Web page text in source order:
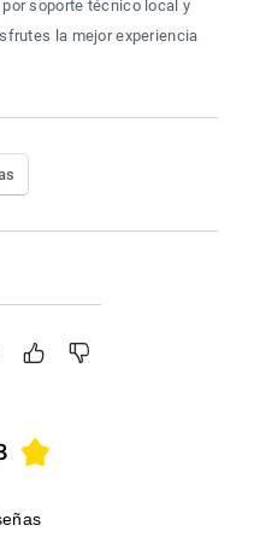
soporte técnico local y
la mejor experiencia